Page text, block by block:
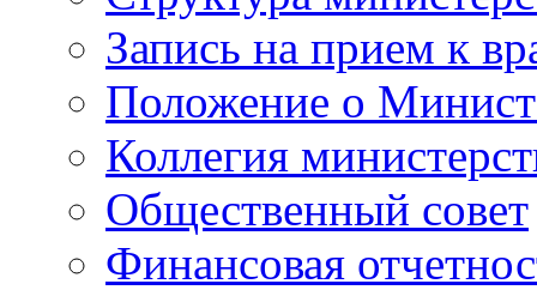
Запись на прием к
Положение о
Коллегия
Общественный совет
Финансовая